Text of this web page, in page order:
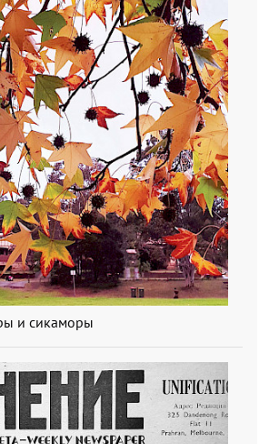
и сикаморы